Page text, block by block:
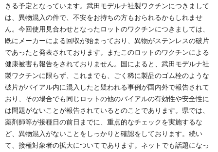
きる予定となっています。武田モデルナ社製ワクチンにつきまして
は、異物混入の件で、不安をお持ちの方もおられるかもしれませ
ん。今回使用見合わせとなったロットのワクチンにつきましては、
既にメーカーによる回収が始まっており、異物がステンレスの破片
であったと発表されております。またこのロットのワクチンによる
健康被害も報告をされておりません。国によると、武田モデルナ社
製ワクチンに限らず、これまでも、ごく稀に製品のゴム栓のような
破片がバイアル内に混入したと疑われる事例が国内外で報告されて
おり、その場合でも同じロットの他のバイアルの有効性や安全性に
は問題がないことが報告されているとのことであります。県では、
薬剤師等が接種日の前日までに、重点的なチェックを実施するな
ど、異物混入がないことをしっかりと確認をしております。続い
て、接種対象者の拡大についてであります。ネットでも話題になっ